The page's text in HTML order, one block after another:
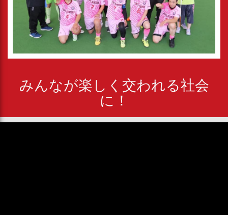
みんなが楽しく交われる社会
に！